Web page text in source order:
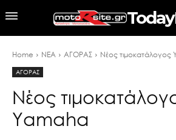
Home ΝΕΑ ΑΓΟΡΑΣ Νέος τιμοκατάλογος
ΑΓΟΡΑΣ
Νέος
Yamaha